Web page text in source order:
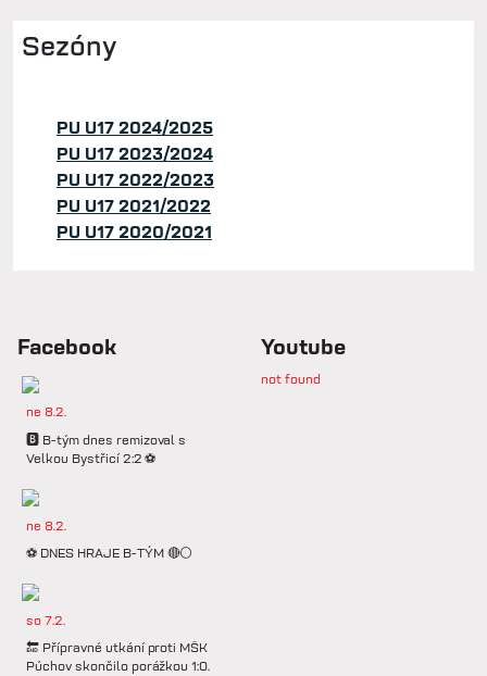
Sezóny
PU U17 2024/2025
PU U17 2023/2024
PU U17 2022/2023
PU U17 2021/2022
PU U17 2020/2021
Facebook
ne 8.2.
🅱️ B-tým dnes remizoval s
Velkou Bystřicí 2:2 ⚽️
ne 8.2.
⚽️ DNES HRAJE B-TÝM 🔴⚪️
so 7.2.
🔚 Přípravné utkání proti MŠK
Púchov skončilo porážkou 1:0.
Youtube
not found